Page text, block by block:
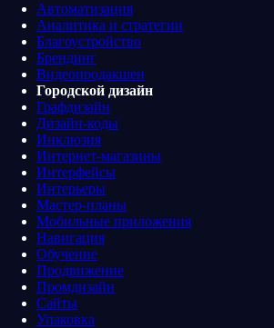
Автоматизация
Аналитика и стратегии
Благоустройство
Брендинг
Видеопродакшен
Городской дизайн
Графдизайн
Дизайн-коды
Инклюзия
Интернет-магазины
Интерфейсы
Интерьеры
Мастер-планы
Мобильные приложения
Навигация
Обучение
Продвижение
Промдизайн
Сайты
Упаковка